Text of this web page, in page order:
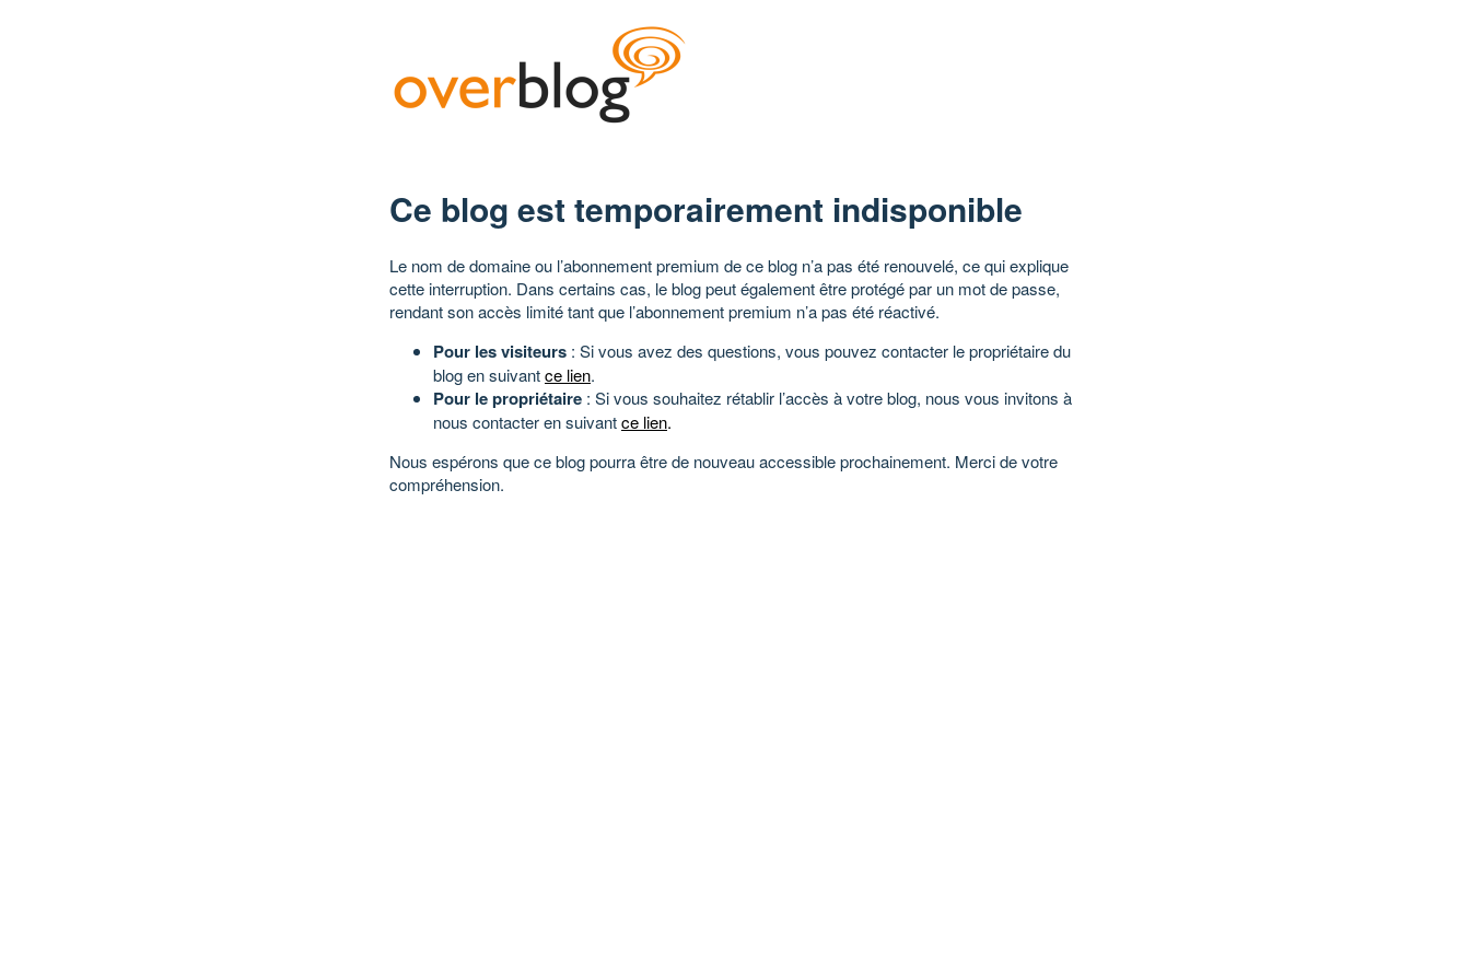
Ce blog est temporairement indisponible
Le nom de domaine ou l’abonnement premium de ce blog n’a pas été renouvelé, ce qui explique
cette interruption. Dans certains cas, le blog peut également être protégé par un mot de passe,
rendant son accès limité tant que l’abonnement premium n’a pas été réactivé.
Pour les visiteurs : Si vous avez des questions, vous pouvez contacter le propriétaire du
blog en suivantce lien.
Pour le propriétaire : Si vous souhaitez rétablir l’accès à votre blog, nous vous invitons à
nous contacter en suivantce lien.
Nous espérons que ce blog pourra être de nouveau accessible prochainement. Merci de votre
compréhension.